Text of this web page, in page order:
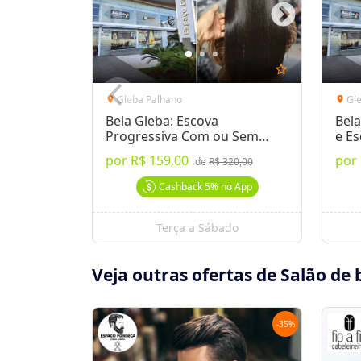
star_outline
location_onGleba Palhano
Bela Gleba: Escova
Progressiva Com ou Sem
Formol
por R$ 159,00 de R$ 320,00
Cashback5%no App
Terça a Sábado
location_on
e
por
Veja outras ofertas de Salão de
-35%